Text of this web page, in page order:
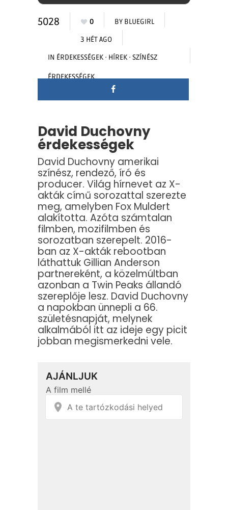
5028 0 BY BLUEGIRL
3 HÉT AGO
IN ÉRDEKESSÉGEK · HÍREK · SZÍNÉSZ
ÉRDEKESSÉGEK
David Duchovny
érdekességek
David Duchovny amerikai
színész, rendező, író és
producer. Világ hírnevet az X-
akták című sorozattal szerezte
meg, amelyben Fox Muldert
alakította. Azóta számtalan
filmben, mozifilmben és
sorozatban szerepelt. 2016-
ban az X-akták rebootban
láthattuk Gillian Anderson
partnereként, a közelmúltban
azonban a Twin Peaks állandó
szereplője lesz. David Duchovny
a napokban ünnepli a 66.
születésnapját, melynek
alkalmából itt az ideje egy picit
jobban megismerkedni vele.